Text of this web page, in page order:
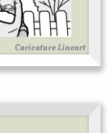
Caricature Lineart